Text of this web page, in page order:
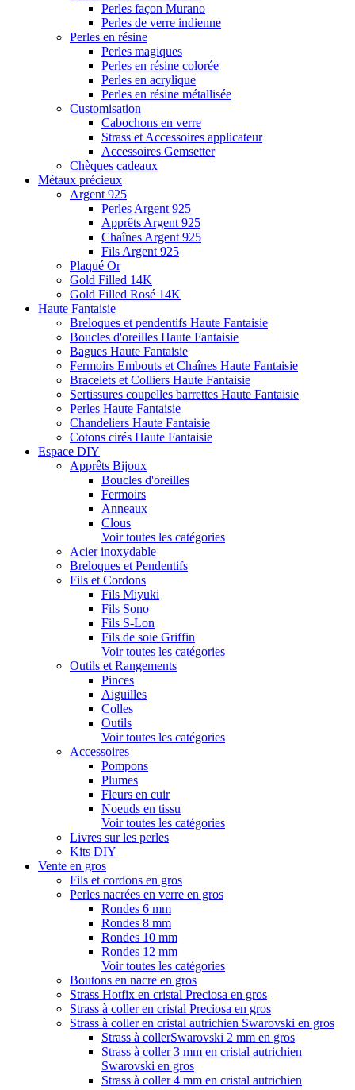
Perles façon Murano
Perles de verre indienne
Perles en résine
Perles magiques
Perles en résine colorée
Perles en acrylique
Perles en résine métallisée
Customisation
Cabochons en verre
Strass et Accessoires applicateur
Accessoires Gemsetter
Chèques cadeaux
Métaux précieux
Argent 925
Perles Argent 925
Apprêts Argent 925
Chaînes Argent 925
Fils Argent 925
Plaqué Or
Gold Filled 14K
Gold Filled Rosé 14K
Haute Fantaisie
Breloques et pendentifs Haute Fantaisie
Boucles d'oreilles Haute Fantaisie
Bagues Haute Fantaisie
Fermoirs Embouts et Chaînes Haute Fantaisie
Bracelets et Colliers Haute Fantaisie
Sertissures coupelles barrettes Haute Fantaisie
Perles Haute Fantaisie
Chandeliers Haute Fantaisie
Cotons cirés Haute Fantaisie
Espace DIY
Apprêts Bijoux
Boucles d'oreilles
Fermoirs
Anneaux
Clous
Voir toutes les catégories
Acier inoxydable
Breloques et Pendentifs
Fils et Cordons
Fils Miyuki
Fils Sono
Fils S-Lon
Fils de soie Griffin
Voir toutes les catégories
Outils et Rangements
Pinces
Aiguilles
Colles
Outils
Voir toutes les catégories
Accessoires
Pompons
Plumes
Fleurs en cuir
Noeuds en tissu
Voir toutes les catégories
Livres sur les perles
Kits DIY
Vente en gros
Fils et cordons en gros
Perles nacrées en verre en gros
Rondes 6 mm
Rondes 8 mm
Rondes 10 mm
Rondes 12 mm
Voir toutes les catégories
Boutons en nacre en gros
Strass Hotfix en cristal Preciosa en gros
Strass à coller en cristal Preciosa en gros
Strass à coller en cristal autrichien Swarovski en gros
Strass à collerSwarovski 2 mm en gros
Strass à coller 3 mm en cristal autrichien
Swarovski en gros
Strass à coller 4 mm en cristal autrichien